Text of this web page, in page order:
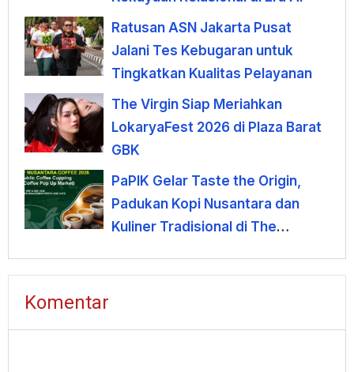
Ratusan ASN Jakarta Pusat
Jalani Tes Kebugaran untuk
Tingkatkan Kualitas Pelayanan
The Virgin Siap Meriahkan
LokaryaFest 2026 di Plaza Barat
GBK
PaPIK Gelar Taste the Origin,
Padukan Kopi Nusantara dan
Kuliner Tradisional di The
Komentar